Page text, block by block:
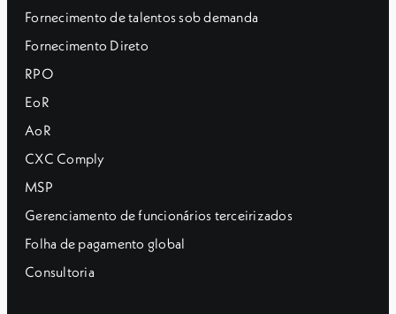
Fornecimento de talentos sob demanda
Fornecimento Direto
RPO
EoR
AoR
CXC Comply
MSP
Gerenciamento de funcionários terceirizados
Folha de pagamento global
Consultoria